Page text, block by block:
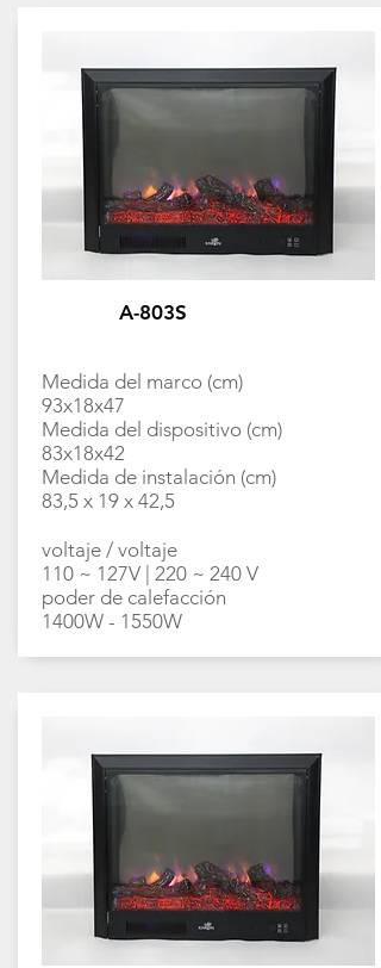
A-803S
Medida del marco (cm)
93x18x47
Medida del dispositivo (cm)
83x18x42
Medida de instalación (cm)
83,5 x 19 x 42,5
voltaje / voltaje
110 ~ 127V | 220 ~ 240 V
poder de calefacción
1400W - 1550W